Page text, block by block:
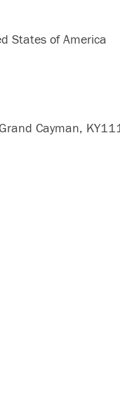
States of America
Cayman,